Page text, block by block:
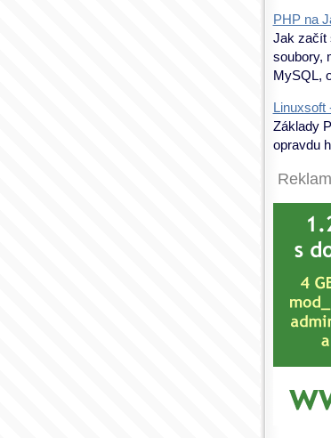
PHP na
Jak začít
soubory,
MySQL,
Linuxsoft
Základy
opravdu